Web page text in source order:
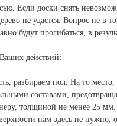
Если доски снять
не удастся. Вопрос не в
будут прогибаться, в
действий:
разбираем пол. На то
составами,
толщиной не менее 25 мм.
нам здесь не нужно,